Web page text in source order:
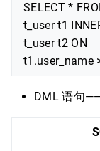
SELECT *
t_user t1
t_user t2 ON
t1.user_name
DML 语句